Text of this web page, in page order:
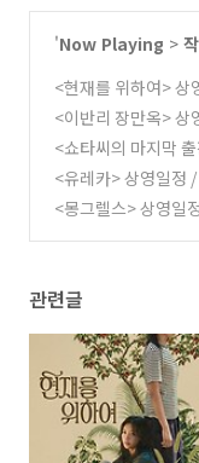
'Now Playing >
<현재를 위하여>
종영 (0)
<이반리 장만옥> 상
(0)
<쇼타씨의 마지막
월 24일 종영 (0)
<유레카> 상영일정
(0)
<몽그렐스> 상영일
관련글